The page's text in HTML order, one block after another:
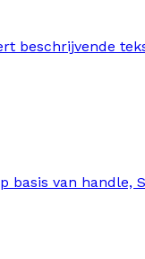
beschrijvende
basis van